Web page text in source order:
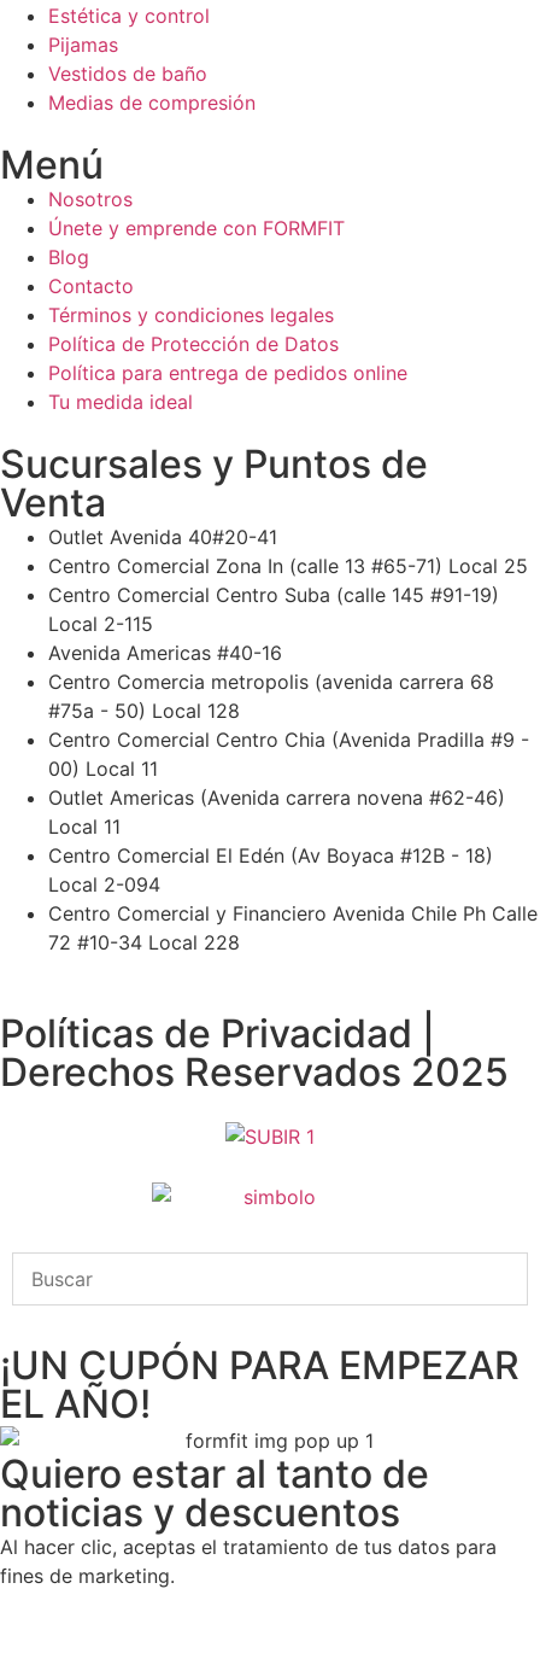
Estética y control
Pijamas
Vestidos de baño
Medias de compresión
Menú
Nosotros
Únete y emprende con FORMFIT
Blog
Contacto
Términos y condiciones legales
Política de Protección de Datos
Política para entrega de pedidos online
Tu medida ideal
Sucursales y Puntos de
Venta
Outlet Avenida 40#20-41
Centro Comercial Zona In (calle 13 #65-71) Local 25
Centro Comercial Centro Suba (calle 145 #91-19)
Local 2-115
Avenida Americas #40-16
Centro Comercia metropolis (avenida carrera 68
#75a - 50) Local 128
Centro Comercial Centro Chia (Avenida Pradilla #9 -
00) Local 11
Outlet Americas (Avenida carrera novena #62-46)
Local 11
Centro Comercial El Edén (Av Boyaca #12B - 18)
Local 2-094
Centro Comercial y Financiero Avenida Chile Ph Calle
72 #10-34 Local 228
Políticas de Privacidad |
Derechos Reservados 2025
¡UN CUPÓN PARA EMPEZAR
EL AÑO!
Quiero estar al tanto de
noticias y descuentos
Al hacer clic, aceptas el tratamiento de tus datos para
fines de marketing.